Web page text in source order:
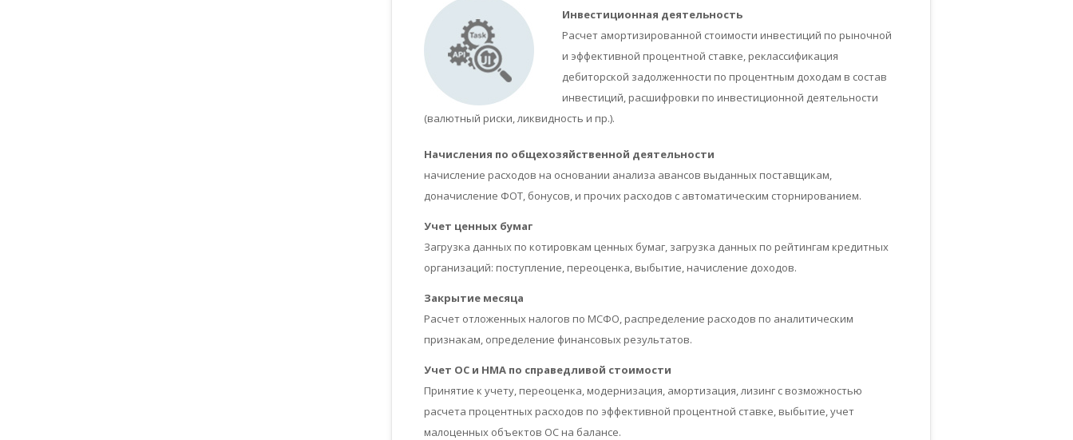
Инвестиционная деятельность
Расчет амортизированной стоимости инвестиций по рыночной
и эффективной процентной ставке, реклассификация
дебиторской задолженности по процентным доходам в состав
инвестиций, расшифровки по инвестиционной деятельности
(валютный риски, ликвидность и пр.).
Начисления по общехозяйственной деятельности
начисление расходов на основании анализа авансов выданных поставщикам,
доначисление ФОТ, бонусов, и прочих расходов с автоматическим сторнированием.
Учет ценных бумаг
Загрузка данных по котировкам ценных бумаг, загрузка данных по рейтингам кредитных
организаций: поступление, переоценка, выбытие, начисление доходов.
Закрытие месяца
Расчет отложенных налогов по МСФО, распределение расходов по аналитическим
признакам, определение финансовых результатов.
Учет ОС и НМА по справедливой стоимости
Принятие к учету, переоценка, модернизация, амортизация, лизинг с возможностью
расчета процентных расходов по эффективной процентной ставке, выбытие, учет
малоценных объектов ОС на балансе.